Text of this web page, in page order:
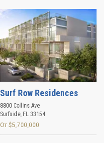
Surf Row Residences
8800 Collins Ave
Surfside FL 33154
От $5,700,000